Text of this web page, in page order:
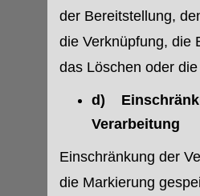
der Bereitstellung,
die Verknüpfung, die
das Löschen oder
d)
Verarbeitung
Einschränkung der
die Markierung